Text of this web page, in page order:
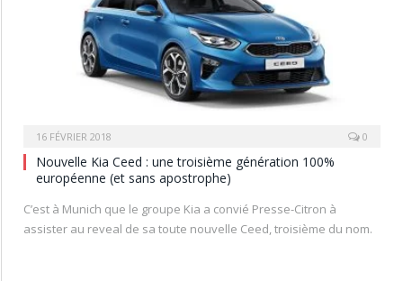
16 FÉVRIER 2018 0
Nouvelle Kia Ceed : une troisième génération 100%
européenne (et sans apostrophe)
C’est à Munich que le groupe Kia a convié Presse-Citron à
assister au reveal de sa toute nouvelle Ceed, troisième du nom.